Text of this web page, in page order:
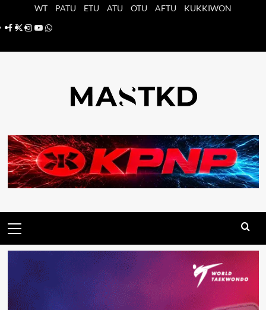
WT PATU ETU ATU OTU AFTU
KUKKIWON
Facebook
X Instagram
YouTube
Whatsapp
principal